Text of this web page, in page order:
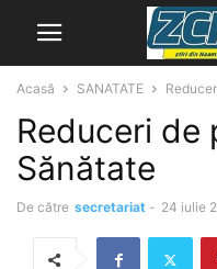
Acasă SANATATE
Reduceri de
Sănătate
De către secretariat - 24 iulie